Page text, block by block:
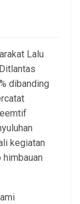
Lalu
dibanding
kegiatan